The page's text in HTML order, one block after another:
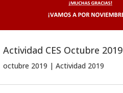
Actividad CES Octubre 2019
octubre 2019 |Actividad 2019